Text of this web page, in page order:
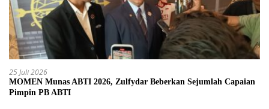
25 Juli 2026
MOMEN Munas ABTI 2026, Zulfydar Beberkan Sejumlah Capaian
Pimpin PB ABTI